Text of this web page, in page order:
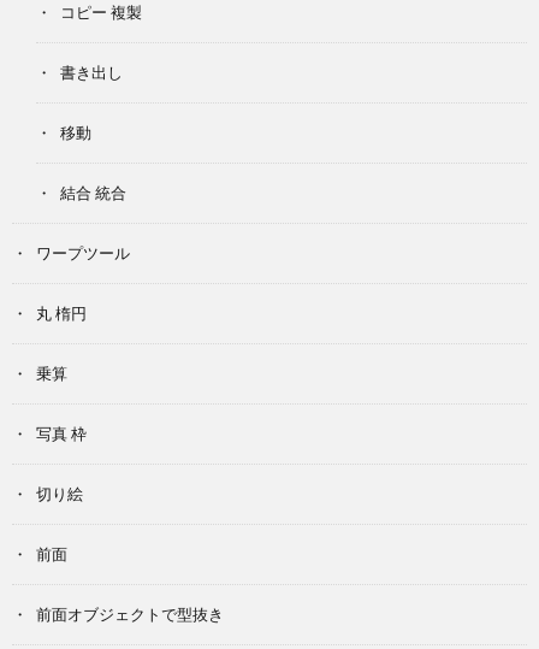
コピー 複製
書き出し
移動
結合 統合
ワープツール
丸 楕円
乗算
写真 枠
切り絵
前面
前面オブジェクトで型抜き